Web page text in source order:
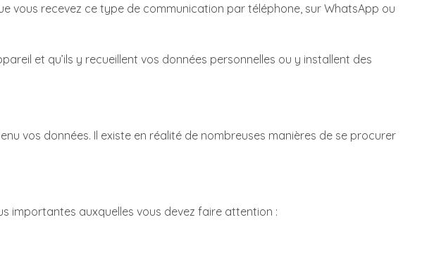
vous recevez ce type de communication par téléphone, sur WhatsApp ou
et qu’ils y recueillent vos données personnelles ou y installent des
vos données. Il existe en réalité de nombreuses manières de se procurer
importantes auxquelles vous devez faire attention :